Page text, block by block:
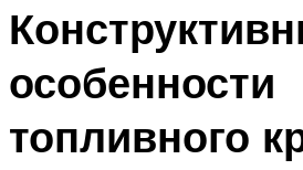
особенности
топливного